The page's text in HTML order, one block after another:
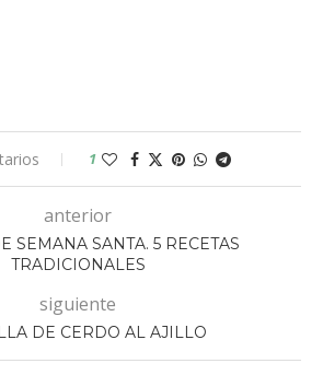
1
anterior
SEMANA SANTA. 5 RECETAS
TRADICIONALES
siguiente
DE CERDO AL AJILLO